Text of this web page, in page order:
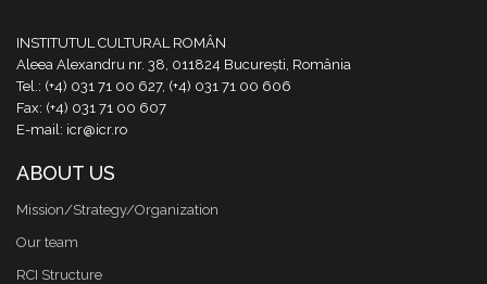
INSTITUTUL CULTURAL ROMÂN
Aleea Alexandru nr. 38, 011824 București, România
Tel.: (+4) 031 71 00 627, (+4) 031 71 00 606
Fax: (+4) 031 71 00 607
E-mail: icr@icr.ro
ABOUT US
Mission/Strategy/Organization
Our team
RCI Structure